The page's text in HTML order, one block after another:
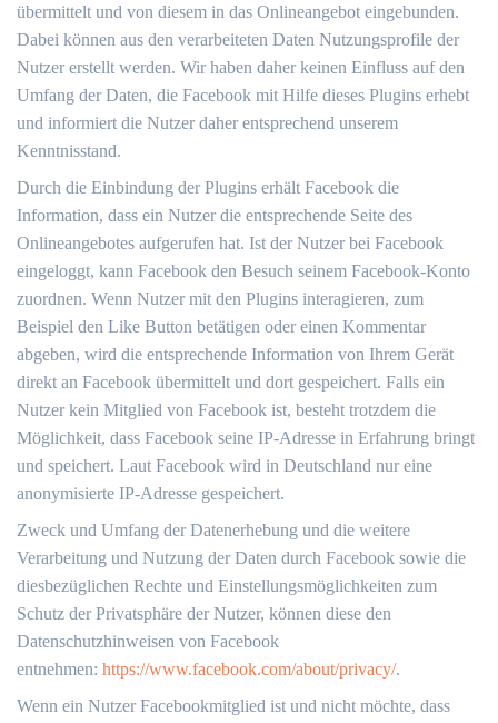
übermittelt und von diesem in das Onlineangebot eingebunden.
Dabei können aus den verarbeiteten Daten Nutzungsprofile der
Nutzer erstellt werden. Wir haben daher keinen Einfluss auf den
Umfang der Daten, die Facebook mit Hilfe dieses Plugins erhebt
und informiert die Nutzer daher entsprechend unserem
Kenntnisstand.
Durch die Einbindung der Plugins erhält Facebook die
Information, dass ein Nutzer die entsprechende Seite des
Onlineangebotes aufgerufen hat. Ist der Nutzer bei Facebook
eingeloggt, kann Facebook den Besuch seinem Facebook-Konto
zuordnen. Wenn Nutzer mit den Plugins interagieren, zum
Beispiel den Like Button betätigen oder einen Kommentar
abgeben, wird die entsprechende Information von Ihrem Gerät
direkt an Facebook übermittelt und dort gespeichert. Falls ein
Nutzer kein Mitglied von Facebook ist, besteht trotzdem die
Möglichkeit, dass Facebook seine IP-Adresse in Erfahrung bringt
und speichert. Laut Facebook wird in Deutschland nur eine
anonymisierte IP-Adresse gespeichert.
Zweck und Umfang der Datenerhebung und die weitere
Verarbeitung und Nutzung der Daten durch Facebook sowie die
diesbezüglichen Rechte und Einstellungsmöglichkeiten zum
Schutz der Privatsphäre der Nutzer, können diese den
Datenschutzhinweisen von Facebook
entnehmen: https://www.facebook.com/about/privacy/.
Wenn ein Nutzer Facebookmitglied ist und nicht möchte, dass